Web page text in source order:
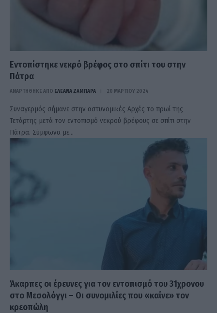
Εντοπίστηκε νεκρό βρέφος στο σπίτι του στην
Πάτρα
ΑΝΑΡΤΗΘΗΚΕ ΑΠΟ ΕΛΕΑΝΑ ΖΑΜΠΑΡΑ 20 ΜΑΡΤΊΟΥ 2024
Συναγερμός σήμανε στην αστυνομικές Αρχές το πρωί της
Τετάρτης μετά τον εντοπισμό νεκρού βρέφους σε σπίτι στην
Πάτρα. Σύμφωνα με…
Άκαρπες οι έρευνες για τον εντοπισμό του 31χρονου
στο Μεσολόγγι – Οι συνομιλίες που «καίνε» τον
κρεοπώλη